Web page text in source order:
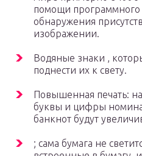
помощи программного
обнаружения
изображении.
Водяные знаки ,
поднести их к свету.
Повышенная печать:
буквы и цифры
банкнот будут
; сама бумага не